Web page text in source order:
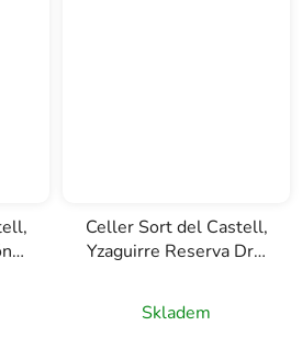
Celler Sort del Castell,
Yzaguirre Reserva Dry,
Skladem